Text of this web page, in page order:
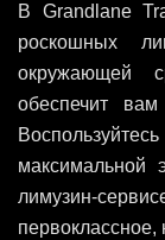
В Grandlane
роскошных
окружающей
обеспечит
максимальной
лимузин-
первоклассное,